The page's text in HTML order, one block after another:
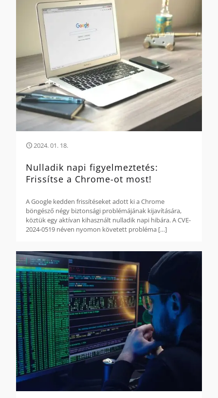
2024. 01. 18.
Nulladik napi figyelmeztetés:
Frissítse a Chrome-ot most!
A Google kedden frissítéseket adott ki a Chrome
böngésző négy biztonsági problémájának kijavítására,
köztük egy aktívan kihasznált nulladik napi hibára. A CVE-
2024-0519 néven nyomon követett probléma […]